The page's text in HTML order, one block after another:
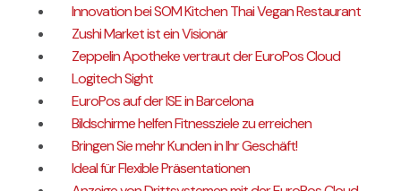
Innovation bei SOM Kitchen Thai Vegan Restaurant
Zushi Market ist ein Visionär
Zeppelin Apotheke vertraut der EuroPos Cloud
Logitech Sight
EuroPos auf der ISE in Barcelona
Bildschirme helfen Fitnessziele zu erreichen
Bringen Sie mehr Kunden in Ihr Geschäft!
Ideal für Flexible Präsentationen